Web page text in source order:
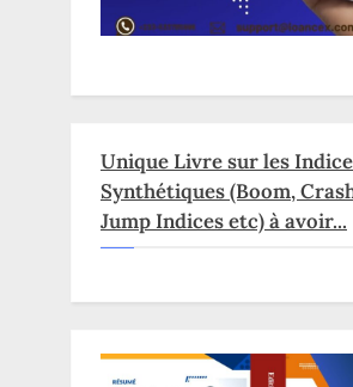
Unique Livre sur les
Synthétiques (Boom,
Jump Indices etc) à avoir...